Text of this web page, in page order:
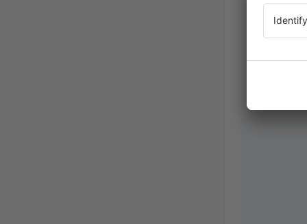
Michaela